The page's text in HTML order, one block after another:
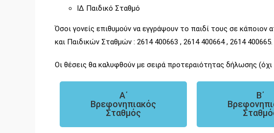
ΙΔ Παιδικό Σταθμό
Όσοι γονείς επιθυμούν να εγγράψουν το παιδί τους σε
και Παιδικών Σταθμών : 2614 400663 , 2614 400664 , 2614 400665.
Οι θέσεις θα καλυφθούν με σειρά προτεραιότητας δήλωσης (όχι
Α΄
Βρεφονηπιακός
Σταθμός
Β΄